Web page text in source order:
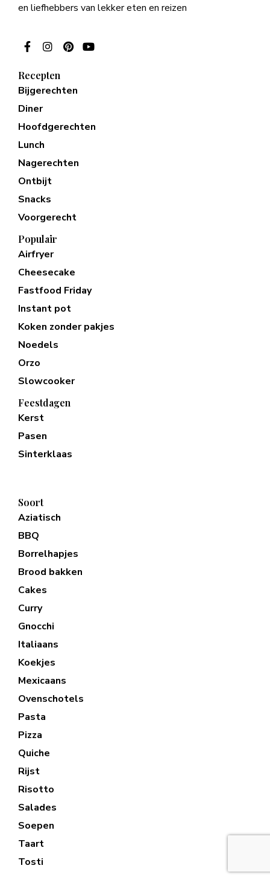
en liefhebbers van lekker eten en reizen
Recepten
Bijgerechten
Diner
Hoofdgerechten
Lunch
Nagerechten
Ontbijt
Snacks
Voorgerecht
Populair
Airfryer
Cheesecake
Fastfood Friday
Instant pot
Koken zonder pakjes
Noedels
Orzo
Slowcooker
Feestdagen
Kerst
Pasen
Sinterklaas
Soort
Aziatisch
BBQ
Borrelhapjes
Brood bakken
Cakes
Curry
Gnocchi
Italiaans
Koekjes
Mexicaans
Ovenschotels
Pasta
Pizza
Quiche
Rijst
Risotto
Salades
Soepen
Taart
Tosti